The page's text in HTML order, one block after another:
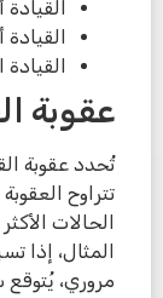
عقوبة
تُحدد عقوبة
تتراوح
الحالات
المثال، إذا
مروري،